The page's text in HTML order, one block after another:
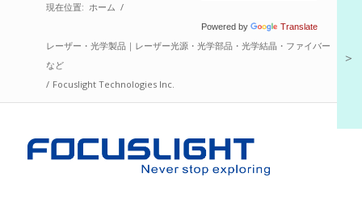
Powered by Translate
現在位置: ホーム /
レーザー・光学製品｜レーザー光源・光学部品・光学結晶・ファイバー
など
/ Focuslight Technologies Inc.
＞